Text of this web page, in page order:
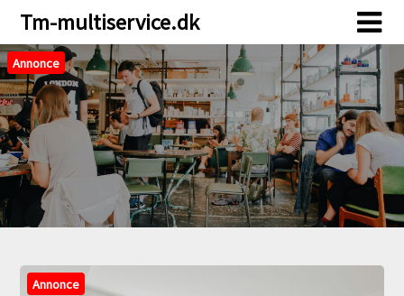
Skip
content
Skip
content
Tm-multiservice.dk
Annonce
Annonce